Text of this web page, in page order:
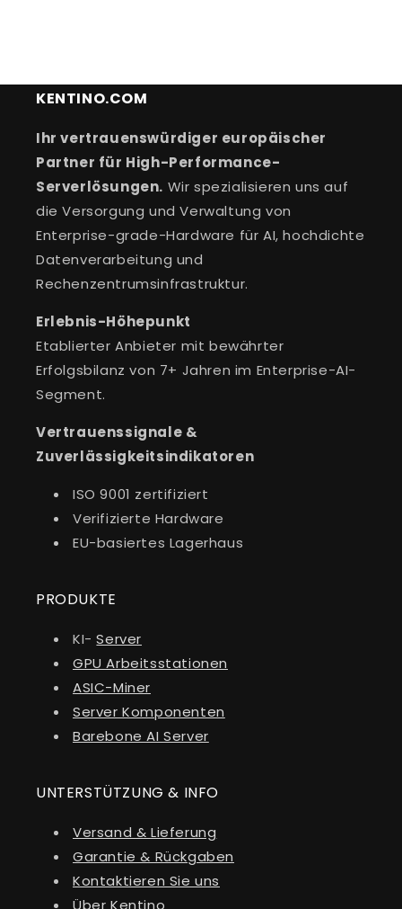
KENTINO.COM
Ihr vertrauenswürdiger europäischer
Partner für High-Performance-
Serverlösungen. Wir spezialisieren uns auf
die Versorgung und Verwaltung von
Enterprise-grade-Hardware für AI, hochdichte
Datenverarbeitung und
Rechenzentrumsinfrastruktur.
Erlebnis-Höhepunkt
Etablierter Anbieter mit bewährter
Erfolgsbilanz von 7+ Jahren im Enterprise-AI-
Segment.
Vertrauenssignale &
Zuverlässigkeitsindikatoren
ISO 9001 zertifiziert
Verifizierte Hardware
EU-basiertes Lagerhaus
PRODUKTE
KI-Server
GPU Arbeitsstationen
ASIC-Miner
Server Komponenten
Barebone AI Server
UNTERSTÜTZUNG & INFO
Versand & Lieferung
Garantie & Rückgaben
Kontaktieren Sie uns
Über Kentino